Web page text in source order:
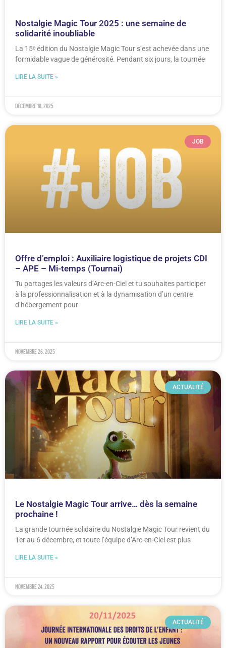
Nostalgie Magic Tour 2025 : une semaine de
solidarité inoubliable
La 15ᵉ édition du Nostalgie Magic Tour s’est achevée dans une
formidable vague de générosité. Pendant six jours, la tournée
LIRE LA SUITE »
décembre 10, 2025
JOB
Offre d’emploi : Auxiliaire logistique de projets CDI
– APE – Mi-temps (Tournai)
Tu partages les valeurs d’Arc-en-Ciel et tu souhaites participer
à la professionnalisation et à la dynamisation d’un centre
d’hébergement pour
LIRE LA SUITE »
novembre 26, 2025
ACTUALITÉ
Le Nostalgie Magic Tour arrive… dès la semaine
prochaine !
La grande tournée solidaire du Nostalgie Magic Tour revient du
1er au 6 décembre, et toute l’équipe d’Arc-en-Ciel est plus
LIRE LA SUITE »
novembre 24, 2025
ACTUALITÉ